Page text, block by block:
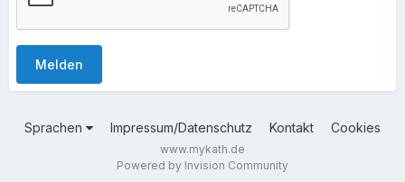
Melden
Sprachen Impressum/Datenschutz Kontakt Cookies
www.mykath.de
Powered by Invision Community